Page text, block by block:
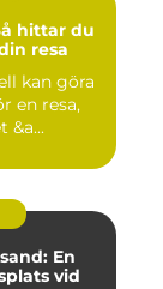
hittar du
resa
kan göra
en resa,
&a...
En
vid